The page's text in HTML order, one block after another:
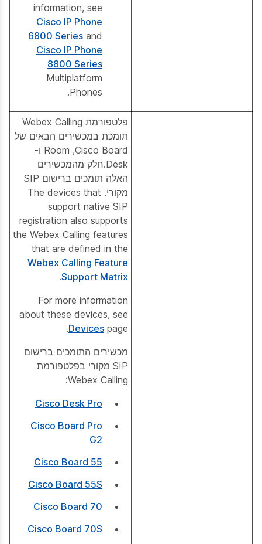
information, see
Cisco IP Phone
6800 Series and
Cisco IP Phone
8800 Series
Multiplatform
Phones.
פלטפורמת Webex Calling
תומכת במכשירים הבאים של
Cisco Board, ‏Room ו-
Desk.חלק מהמכשירים
האלה תומכים ברישום SIP
מקורי. The devices that
support native SIP
registration also supports
the Webex Calling features
that are defined in the
Webex Calling Feature
Support Matrix
.
For more information
about these devices, see
Devices page.
מכשירים התומכים ברישום
SIP מקורי בפלטפורמת
Webex Calling:
Cisco Desk Pro
Cisco Board Pro
G2
Cisco Board 55
Cisco Board 55S
Cisco Board 70
Cisco Board 70S